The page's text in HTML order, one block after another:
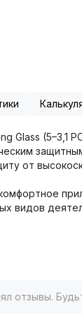
Glass (5–3,1
от
видов
отзывы.